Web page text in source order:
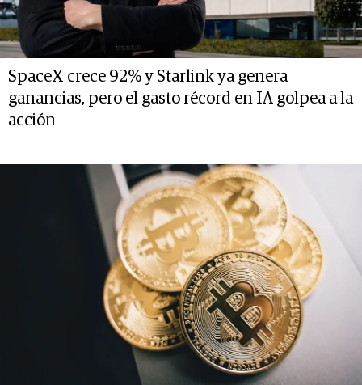
SpaceX crece 92% y Starlink ya genera
ganancias, pero el gasto récord en IA golpea a la
acción